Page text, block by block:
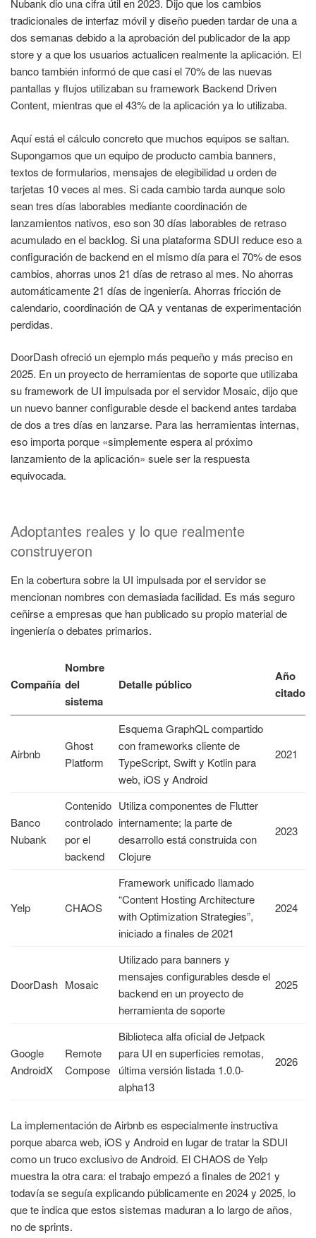
Nubank dio una cifra útil en 2023. Dijo que los cambios
tradicionales de interfaz móvil y diseño pueden tardar de una a
dos semanas debido a la aprobación del publicador de la app
store y a que los usuarios actualicen realmente la aplicación. El
banco también informó de que casi el 70% de las nuevas
pantallas y flujos utilizaban su framework Backend Driven
Content, mientras que el 43% de la aplicación ya lo utilizaba.
Aquí está el cálculo concreto que muchos equipos se saltan.
Supongamos que un equipo de producto cambia banners,
textos de formularios, mensajes de elegibilidad u orden de
tarjetas 10 veces al mes. Si cada cambio tarda aunque solo
sean tres días laborables mediante coordinación de
lanzamientos nativos, eso son 30 días laborables de retraso
acumulado en el backlog. Si una plataforma SDUI reduce eso a
configuración de backend en el mismo día para el 70% de esos
cambios, ahorras unos 21 días de retraso al mes. No ahorras
automáticamente 21 días de ingeniería. Ahorras fricción de
calendario, coordinación de QA y ventanas de experimentación
perdidas.
DoorDash ofreció un ejemplo más pequeño y más preciso en
2025. En un proyecto de herramientas de soporte que utilizaba
su framework de UI impulsada por el servidor Mosaic, dijo que
un nuevo banner configurable desde el backend antes tardaba
de dos a tres días en lanzarse. Para las herramientas internas,
eso importa porque «simplemente espera al próximo
lanzamiento de la aplicación» suele ser la respuesta
equivocada.
Adoptantes reales y lo que realmente
construyeron
En la cobertura sobre la UI impulsada por el servidor se
mencionan nombres con demasiada facilidad. Es más seguro
ceñirse a empresas que han publicado su propio material de
ingeniería o debates primarios.
Compañía
Nombre
del
sistema
Detalle público
Año
citado
Airbnb
Ghost
Platform
Esquema GraphQL compartido
con frameworks cliente de
TypeScript, Swift y Kotlin para
web, iOS y Android
2021
Banco
Nubank
Contenido
controlado
por el
backend
Utiliza componentes de Flutter
internamente; la parte de
desarrollo está construida con
Clojure
2023
Yelp CHAOS
Framework unificado llamado
“Content Hosting Architecture
with Optimization Strategies”,
iniciado a finales de 2021
2024
DoorDash Mosaic
Utilizado para banners y
mensajes configurables desde el
backend en un proyecto de
herramienta de soporte
2025
Google
AndroidX
Remote
Compose
Biblioteca alfa oficial de Jetpack
para UI en superficies remotas,
última versión listada 1.0.0-
alpha13
2026
La implementación de Airbnb es especialmente instructiva
porque abarca web, iOS y Android en lugar de tratar la SDUI
como un truco exclusivo de Android. El CHAOS de Yelp
muestra la otra cara: el trabajo empezó a finales de 2021 y
todavía se seguía explicando públicamente en 2024 y 2025, lo
que te indica que estos sistemas maduran a lo largo de años,
no de sprints.